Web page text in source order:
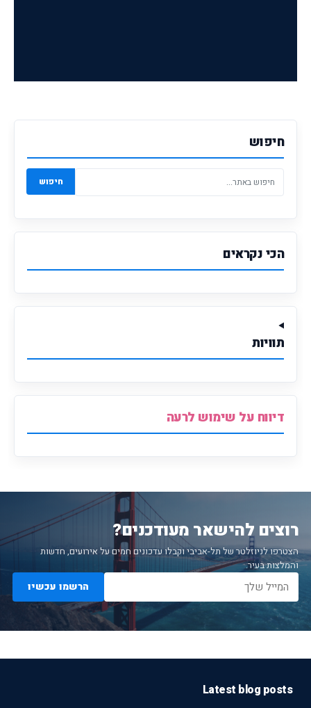
חיפוש
חיפוש
הכי נקראים
תוויות
דיווח על שימוש לרעה
רוצים להישאר מעודכנים?
הצטרפו לניוזלטר של תל-אביבי וקבלו עדכונים חמים על אירועים, חדשות
והמלצות בעיר.
הרשמו עכשיו
Latest blog posts